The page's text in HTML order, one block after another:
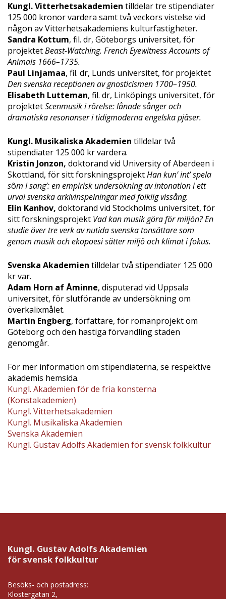
Kungl. Vitterhetsakademien tilldelar tre stipendiater
125 000 kronor vardera samt två veckors vistelse vid
någon av Vitterhetsakademiens kulturfastigheter.
Sandra Kottum, fil. dr, Göteborgs universitet, för
projektetBeast-Watching. French Eyewitness Accounts of
Animals 1666–1735.
Paul Linjamaa, fil. dr, Lunds universitet, för projektet
Den svenska receptionen av gnosticismen 1700–1950.
Elisabeth Lutteman, fil. dr, Linköpings universitet, för
projektetScenmusik i rörelse: lånade sånger och
dramatiska resonanser i tidigmoderna engelska pjäser.
Kungl. Musikaliska Akademien tilldelar två
stipendiater 125 000 kr vardera.
Kristin Jonzon, doktorand vid University of Aberdeen i
Skottland, för sitt forskningsprojektHan kun’ int’ spela
sôm I sang’: en empirisk undersökning av intonation i ett
urval svenska arkivinspelningar med folklig vissång.
Elin Kanhov, doktorand vid Stockholms universitet, för
sitt forskningsprojekt Vad kan musik göra för miljön? En
studie över tre verk av nutida svenska tonsättare som
genom musik och ekopoesi sätter miljö och klimat i fokus.
Svenska Akademien tilldelar två stipendiater 125 000
kr var.
Adam Horn af Åminne, disputerad vid Uppsala
universitet, för slutförande av undersökning om
överkalixmålet.
Martin Engberg, författare, för romanprojekt om
Göteborg och den hastiga förvandling staden
genomgår.
För mer information om stipendiaterna, se respektive
akademis hemsida.
Kungl. Akademien för de fria konsterna
(Konstakademien)
Kungl. Vitterhetsakademien
Kungl. Musikaliska Akademien
Svenska Akademien
Kungl. Gustav Adolfs Akademien för svensk folkkultur
Kungl. Gustav Adolfs Akademien
för svensk folkkultur
Besöks- och postadress:
Klostergatan 2,